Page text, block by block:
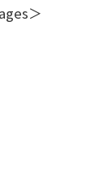
＞